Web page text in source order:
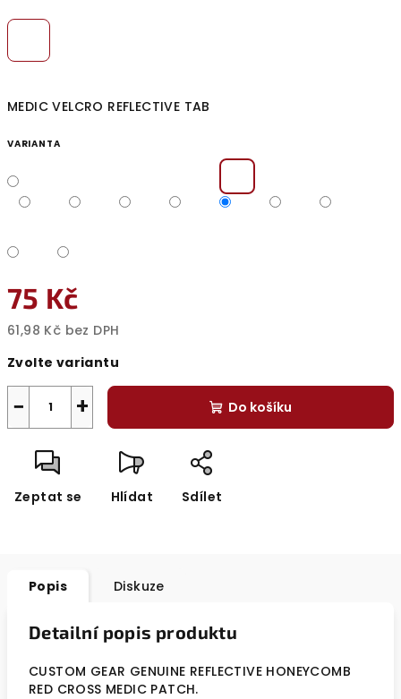
MEDIC VELCRO REFLECTIVE TAB
VARIANTA
75 Kč
61,98 Kč bez DPH
cena:
Zvolte variantu
+
− Do košíku
Zeptat se Hlídat Sdílet
Popis Diskuze
Detailní popis produktu
CUSTOM GEAR GENUINE REFLECTIVE HONEYCOMB
RED CROSS MEDIC PATCH.